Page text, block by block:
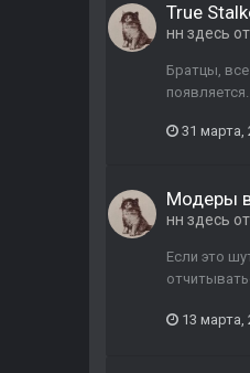
True
нн здесь
Братцы,
появляется.
31 марта,
Модеры
нн здесь
Если это
13 марта,